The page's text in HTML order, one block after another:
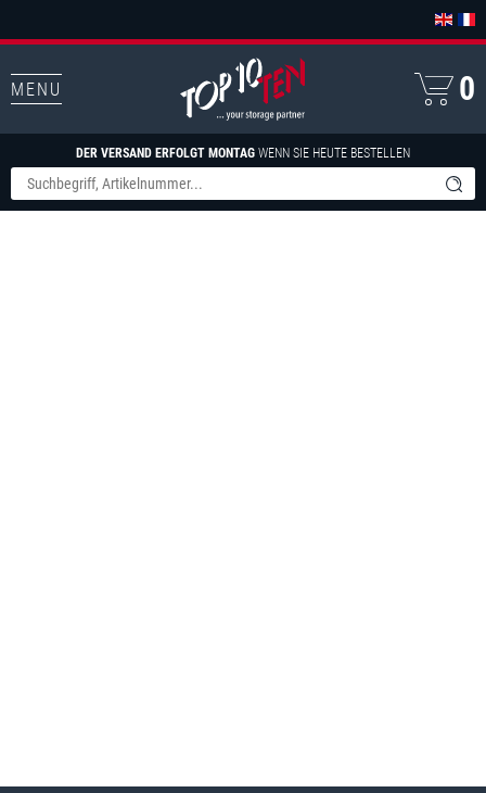
MENU
DER VERSAND ERFOLGT MONTAG WENN SIE HEUTE BESTELLEN
0